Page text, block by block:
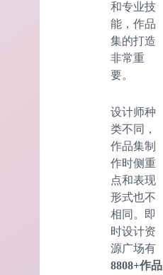
和专业技
能，作品
集的打造
非常重
要。
设计师种
类不同，
作品集制
作时侧重
点和表现
形式也不
相同。即
时设计资
源广场有
8808+作品